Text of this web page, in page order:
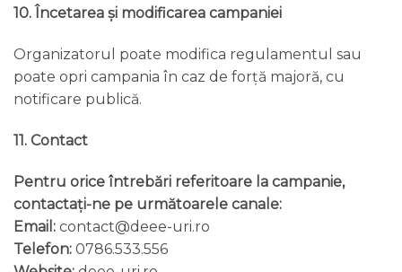
10. Încetarea și modificarea campaniei
Organizatorul poate modifica regulamentul sau
poate opri campania în caz de forță majoră, cu
notificare publică.
11. Contact
Pentru orice întrebări referitoare la campanie,
contactați-ne pe următoarele canale:
Email: contact@deee-uri.ro
Telefon: 0786.533.556